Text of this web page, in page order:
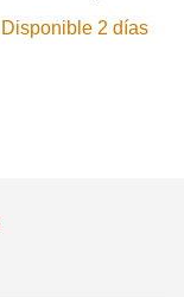
Disponible 2 días